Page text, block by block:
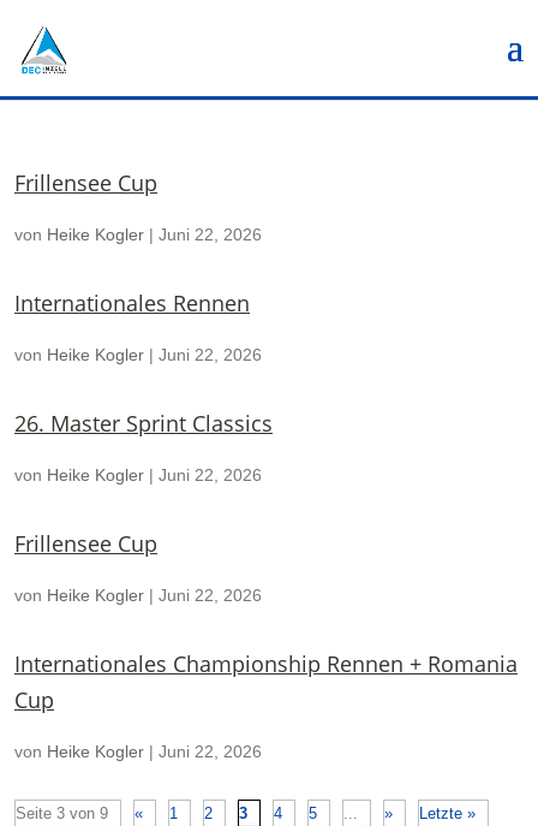
Frillensee Cup
von Heike Kogler | Juni 22, 2026
Internationales Rennen
von Heike Kogler | Juni 22, 2026
26. Master Sprint Classics
von Heike Kogler | Juni 22, 2026
Frillensee Cup
von Heike Kogler | Juni 22, 2026
Internationales Championship Rennen + Romania
Cup
von Heike Kogler | Juni 22, 2026
Seite 3 von 9 « 1 2 3 4 5 ... »
Letzte »